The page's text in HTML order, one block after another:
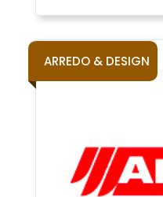
ARREDO & DESIGN